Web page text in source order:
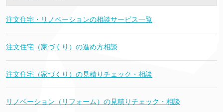
注文住宅・リノベーションの相談サービス一覧
注文住宅（家づくり）の進め方相談
注文住宅（家づくり）の見積りチェック・相談
リノベーション（リフォーム）の見積りチェック・相談